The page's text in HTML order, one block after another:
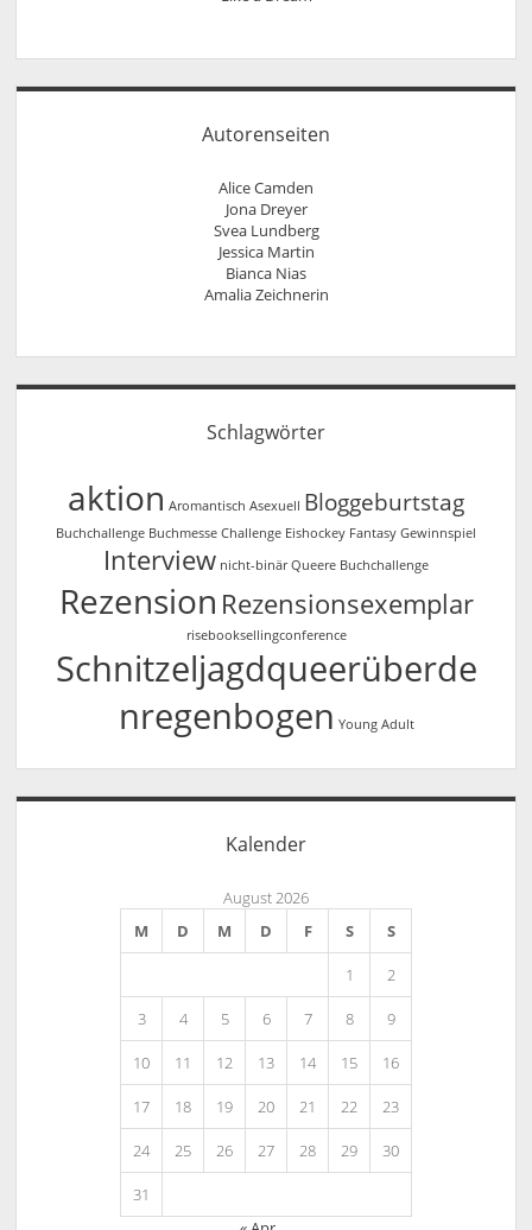
Autorenseiten
Alice Camden
Jona Dreyer
Svea Lundberg
Jessica Martin
Bianca Nias
Amalia Zeichnerin
Schlagwörter
aktion Aromantisch Asexuell Bloggeburtstag
Buchchallenge Buchmesse Challenge Eishockey Fantasy Gewinnspiel
Interview nicht-binär Queere Buchchallenge
Rezension Rezensionsexemplar
risebooksellingconference
Schnitzeljagdqueerüberde
nregenbogen Young Adult
Kalender
August 2026
M
D M D F S S
1 2
3 4 5 6 7 8 9
10 11 12 13 14 15 16
17 18 19 20 21 22 23
24 25 26 27 28 29 30
31